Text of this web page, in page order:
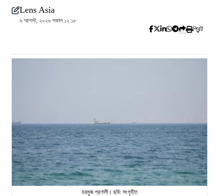
Lens Asia
৯ আগস্ট, ২০২৬ সকাল ১২:১৮
প্রিন্ট
হরমুজ প্রণালী। ছবি: সংগৃহীত